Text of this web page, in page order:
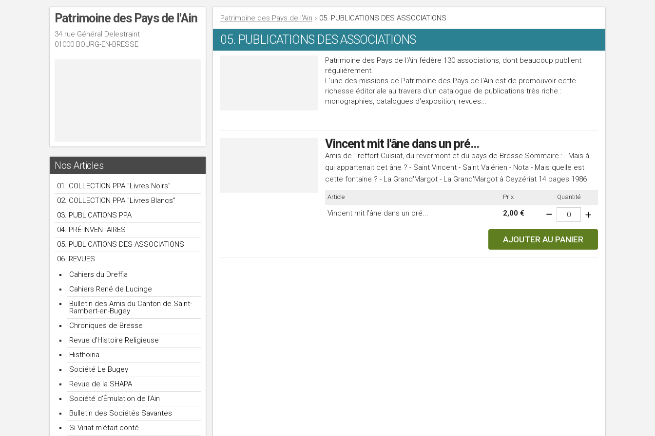
Patrimoine des Pays de l'Ain
34 rue Général Delestraint
01000 BOURG-EN-BRESSE
Nos Articles
01. COLLECTION PPA "Livres Noirs"
02. COLLECTION PPA "Livres Blancs"
03. PUBLICATIONS PPA
04. PRÉ-INVENTAIRES
05. PUBLICATIONS DES ASSOCIATIONS
06. REVUES
Cahiers du Dreffia
Cahiers René de Lucinge
Bulletin des Amis du Canton de Saint-
Rambert-en-Bugey
Chroniques de Bresse
Revue d'Histoire Religieuse
Histhoiria
Société Le Bugey
Revue de la SHAPA
Société d'Émulation de l'Ain
Bulletin des Sociétés Savantes
Si Viriat m'était conté
Patrimoine des Pays de l'Ain › 05. PUBLICATIONS DES ASSOCIATIONS
05. PUBLICATIONS DES ASSOCIATIONS
Patrimoine des Pays de l'Ain fédère 130 associations, dont beaucoup publient
régulièrement.
L'une des missions de Patrimoine des Pays de l'Ain est de promouvoir cette
richesse éditoriale au travers d'un catalogue de publications très riche :
monographies, catalogues d'exposition, revues...
Vincent mit l'âne dans un pré...
Amis de Treffort-Cuisiat, du revermont et du pays de Bresse Sommaire : - Mais à
qui appartenait cet âne ? - Saint Vincent - Saint Valérien - Nota - Mais quelle est
cette fontaine ? - La Grand'Margot - La Grand'Margot à Ceyzériat 14 pages 1986
Article Prix Quantité
Vincent mit l'âne dans un pré... 2,00 €
AJOUTER AU PANIER